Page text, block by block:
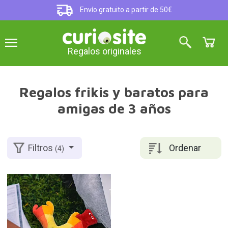
Envío gratuito a partir de 50€
Regalos originales
Regalos frikis y baratos para
amigas de 3 años
Ordenar
Filtros(4)